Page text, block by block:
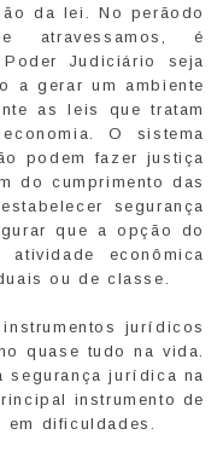
da lei. No perãodo
atravessamos, é
Judiciário seja
a gerar um ambiente
as leis que tratam
O sistema
podem fazer justiça
do cumprimento das
segurança
que a opção do
econômica
ou de classe.
jurídicos
quase tudo na vida.
segurança jurídica na
instrumento de
dificuldades.